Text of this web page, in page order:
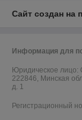
Сайт создан на
Информация для
Юридическое лицо:
222846, Минская
д. 1
Регистрационный